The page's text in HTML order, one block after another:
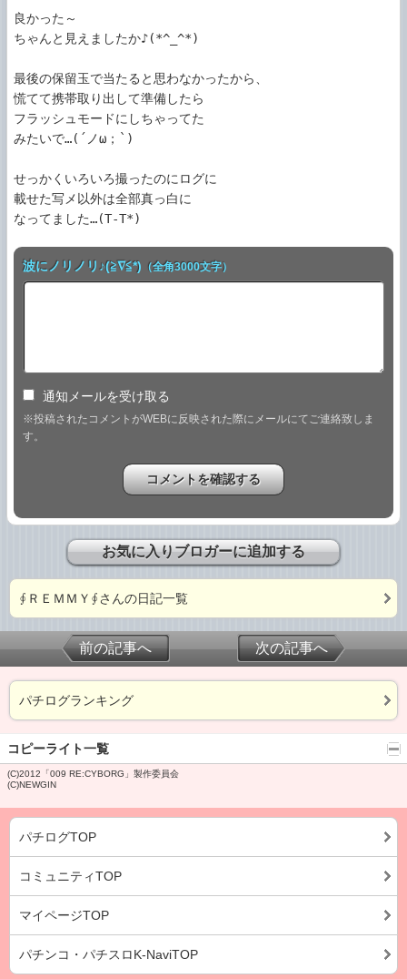
良かった～
ちゃんと見えましたか♪(*^_^*)
最後の保留玉で当たると思わなかったから、
慌てて携帯取り出して準備したら
フラッシュモードにしちゃってた
みたいで…(´ノω；`)
せっかくいろいろ撮ったのにログに
載せた写メ以外は全部真っ白に
なってました…(T-T*)
波にノリノリ♪(≧∇≦*) （全角3000文字）
通知メールを受け取る
※投稿されたコメントがWEBに反映された際にメールにてご連絡致しま
す。
お気に入りブロガーに追加する
∮ＲＥＭＭＹ∮さんの日記一覧
前の記事へ 次の記事へ
パチログランキング
コピーライト一覧
(C)2012「009 RE:CYBORG」製作委員会
(C)NEWGIN
パチログTOP
コミュニティTOP
マイページTOP
パチンコ・パチスロK-NaviTOP